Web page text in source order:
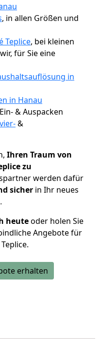
, in allen Größen und
Teplice, bei kleinen
für Sie eine
in
in Hanau
& Auspacken
&
Ihren Traum von
zu
werden dafür
sicher in Ihr neues
heuteoder holen Sie
Angebote für
erhalten